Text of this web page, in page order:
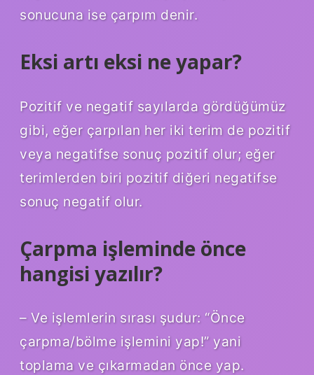
sonucuna ise çarpım denir.
Eksi artı eksi ne yapar?
Pozitif ve negatif sayılarda gördüğümüz
gibi, eğer çarpılan her iki terim de pozitif
veya negatifse sonuç pozitif olur; eğer
terimlerden biri pozitif diğeri negatifse
sonuç negatif olur.
Çarpma işleminde önce
hangisi yazılır?
– Ve işlemlerin sırası şudur: “Önce
çarpma/bölme işlemini yap!” yani
toplama ve çıkarmadan önce yap.